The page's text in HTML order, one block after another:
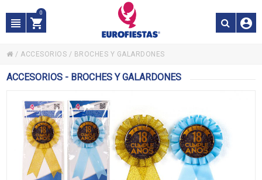
0
/ ACCESORIOS / BROCHES Y GALARDONES
ACCESORIOS - BROCHES Y GALARDONES